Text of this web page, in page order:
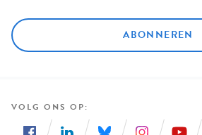
ABONNEREN
VOLG ONS OP